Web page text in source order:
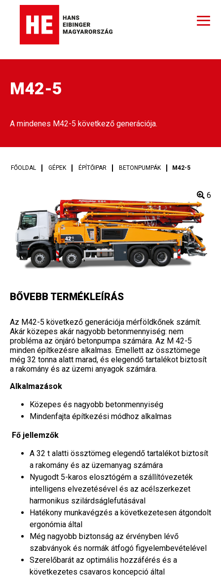
M42-5
A mindenes M42-5 következő generációja.
FŐOLDAL GÉPEK ÉPÍTŐIPAR BETONPUMPÁK M42-5
6
BŐVEBB TERMÉKLEÍRÁS
Az M42-5 következő generációja mérföldkőnek számít.
Akár közepes akár nagyobb betonmennyiség: nem
probléma az önjáró betonpumpa számára. Az M 42-5
minden építkezésre alkalmas. Emellett az össztömege
még 32 tonna alatt marad, és elegendő tartalékot biztosít
a rakomány és az üzemi anyagok számára.
Alkalmazások
Közepes és nagyobb betonmennyiség
Mindenfajta építkezési módhoz alkalmas
Fő jellemzők
A 32 t alatti össztömeg elegendő tartalékot biztosít
a rakomány és az üzemanyag számára
Nyugodt 5-karos elosztógém a szállítóvezeték
intelligens elvezetésével és az acélszerkezet
harmonikus szilárdságlefutásával
Hatékony munkavégzés a következetesen átgondolt
ergonómia által
Még nagyobb biztonság az érvényben lévő
szabványok és normák átfogó figyelembevételével
Szerelőbarát az optimális hozzáférés és a
következetes csavaros koncepció által